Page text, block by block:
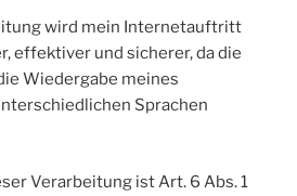
wird mein Internetauftritt
effektiver und sicherer, da die
Wiedergabe meines
Sprachen
Verarbeitung ist Art. 6 Abs. 1